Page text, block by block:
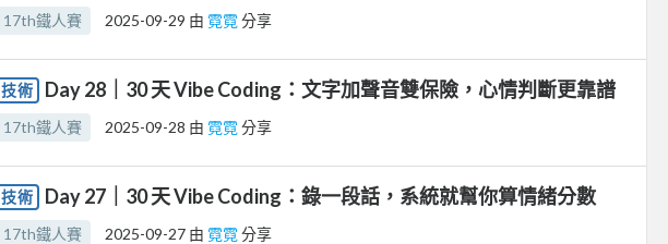
17th鐵人賽 2025-09-29 由 霓霓 分享
技術 Day 28｜30 天 Vibe Coding：文字加聲音雙保險，心情判斷更靠譜
17th鐵人賽 2025-09-28 由 霓霓 分享
技術 Day 27｜30 天 Vibe Coding：錄一段話，系統就幫你算情緒分數
17th鐵人賽 2025-09-27 由 霓霓 分享